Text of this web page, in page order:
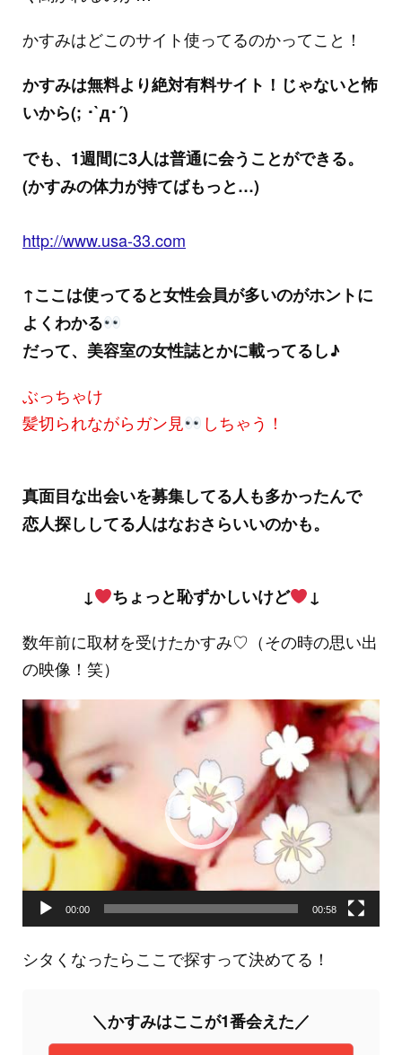
かすみはどこのサイト使ってるのかってこと！
かすみは無料より絶対有料サイト！じゃないと怖
いから(; ･`д･´)
でも、1週間に3人は普通に会うことができる。
(かすみの体力が持てばもっと…)
http://www.usa-33.com
↑ここは使ってると女性会員が多いのがホントに
よくわかる
だって、美容室の女性誌とかに載ってるし♪
ぶっちゃけ
髪切られながらガン見
しちゃう！
真面目な出会いを募集してる人も多かったんで
恋人探ししてる人はなおさらいいのかも。
↓ ちょっと恥ずかしいけど
↓
数年前に取材を受けたかすみ♡（その時の思い出
の映像！笑）
動
プ
レ
ー
ヤ
ー
00:00 00:58
シタくなったらここで探すって決めてる！
＼かすみはここが1番会えた／